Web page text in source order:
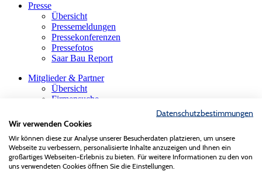
Presse
Übersicht
Pressemeldungen
Pressekonferenzen
Pressefotos
Saar Bau Report
Mitglieder & Partner
Übersicht
Firmensuche
Die saarländische Bauindustrie
Innungen & Fachgruppen
VBS-Verband der Baustoffindustrie
Landesgütegemeinschaft
Gesellschaften des AGV Bau Saar
Datenschutzbestimmungen
Wir verwenden Cookies
Wir können diese zur Analyse unserer Besucherdaten platzieren, um unsere
Webseite zu verbessern, personalisierte Inhalte anzuzeigen und Ihnen ein
großartiges Webseiten-Erlebnis zu bieten. Für weitere Informationen zu den von
uns verwendeten Cookies öffnen Sie die Einstellungen.